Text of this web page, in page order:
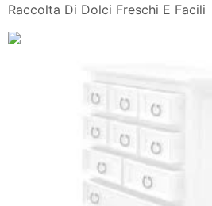
Raccolta Di Dolci Freschi E Facili